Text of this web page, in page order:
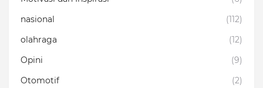
nasional
(112)
olahraga
(12)
Opini
(9)
Otomotif
(2)